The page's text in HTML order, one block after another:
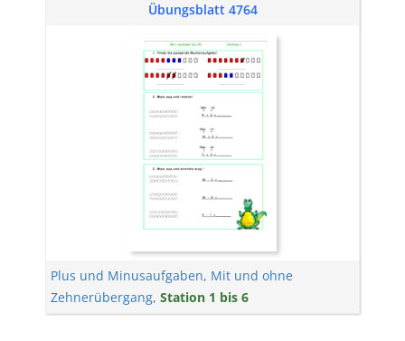
Übungsblatt 4764
Plus und Minusaufgaben, Mit und ohne
Zehnerübergang, Station 1 bis 6